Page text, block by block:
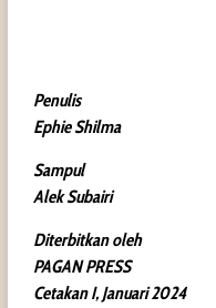
Penulis
Ephie Shilma
Sampul
Alek Subairi
Diterbitkan oleh
PAGAN PRESS
Cetakan I, Januari 2024